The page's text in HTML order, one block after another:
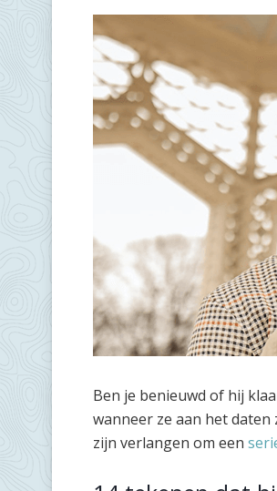
Ben je benieuwd of hij
wanneer ze aan het
zijn verlangen om een